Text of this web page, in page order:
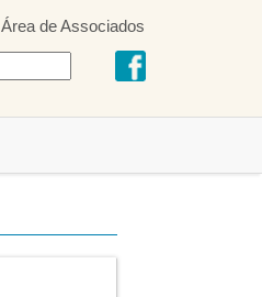
Área de Associados